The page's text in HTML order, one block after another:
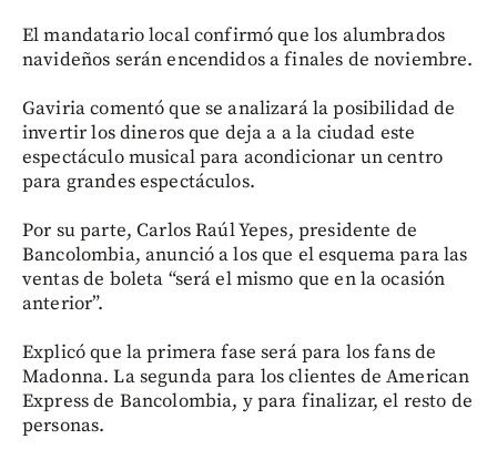
El mandatario local confirmó que los alumbrados
navideños serán encendidos a finales de noviembre.
Gaviria comentó que se analizará la posibilidad de
invertir los dineros que deja a a la ciudad este
espectáculo musical para acondicionar un centro
para grandes espectáculos.
Por su parte, Carlos Raúl Yepes, presidente de
Bancolombia, anunció a los que el esquema para las
ventas de boleta “será el mismo que en la ocasión
anterior”.
Explicó que la primera fase será para los fans de
Madonna. La segunda para los clientes de American
Express de Bancolombia, y para finalizar, el resto de
personas.